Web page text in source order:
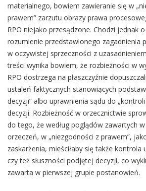
materialnego, bowiem zawieranie się w
prawem” zarzutu obrazy prawa
RPO niejako przesądzone. Chodzi jednak
rozumienie przedstawionego zagadnienia
w oczywistej sprzeczności z
treści wynika bowiem, że rozbieżności w
RPO dostrzega na płaszczyźnie
ustaleń faktycznych stanowiących
decyzji” albo uprawnienia sądu do
decyzji. Rozbieżność w orzecznictwie
do tego, że według poglądów zawartych
orzeczeń, w „niezgodności z prawem”,
zaskarżenia, mieściłaby się także kontrola
czy też słuszności podjętej decyzji, co
zawarta w pierwszej grupie postanowień.